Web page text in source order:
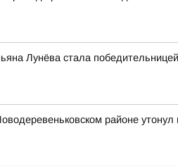
Лунёва стала
районе утонул